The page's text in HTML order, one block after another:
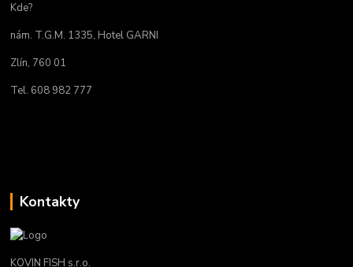
Kde?
nám. T.G.M. 1335, Hotel GARNI
Zlín, 760 01
Tel. 608 982 777
Kontakty
KOVIN FISH s.r.o.